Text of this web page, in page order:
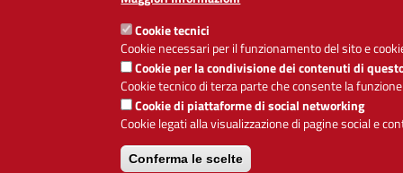
Codice Univoco per le fatture elettroniche:
Cookie tecnici
Cookie necessari per il funzionamento del sito e
Cookie per la condivisione dei contenuti di
Cookie tecnico di terza parte che consente la
Cookie di piattaforme di social networking
Cookie legati alla visualizzazione di pagine social e
Conferma le scelte